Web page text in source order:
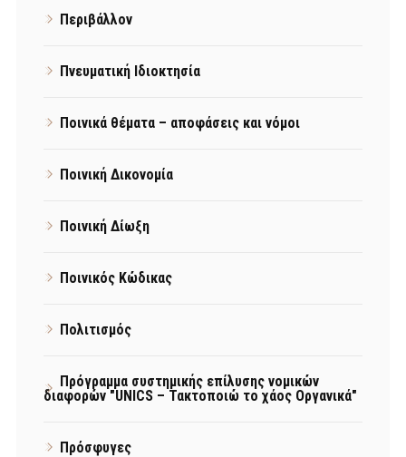
Περιβάλλον
Πνευματική Ιδιοκτησία
Ποινικά θέματα – αποφάσεις και νόμοι
Ποινική Δικονομία
Ποινική Δίωξη
Ποινικός Κώδικας
Πολιτισμός
Πρόγραμμα συστημικής επίλυσης νομικών
διαφορών "UNICS – Τακτοποιώ το χάος Οργανικά"
Πρόσφυγες